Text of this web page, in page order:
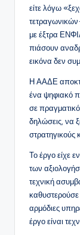
είτε λόγω
με έξτρα
πιάσουν
εικόνα δεν
Η ΑΑΔΕ
ένα ψηφιακό
σε
δηλώσεις, να
στρατηγικούς
Το έργο είχε
των
τεχνική
αρμόδιες
έργο είναι